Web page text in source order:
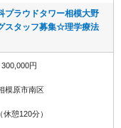
プラウドタワー相模大野
スタッフ募集☆理学療法
円
模原市南区
憩120分）